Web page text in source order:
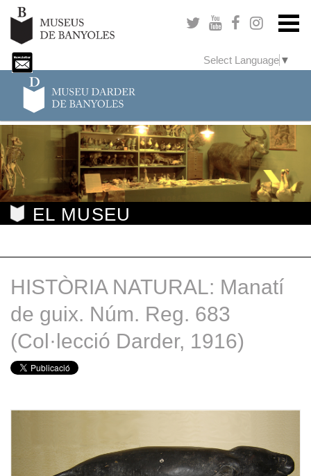
Select Language ▼
EL MUSEU
HISTÒRIA NATURAL: Manatí
de guix. Núm. Reg. 683
(Col·lecció Darder, 1916)